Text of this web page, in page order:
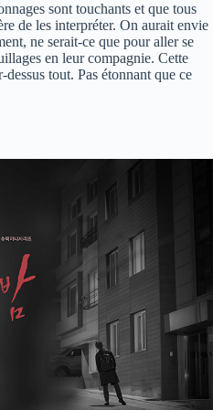
sont touchants et que tous
de les interpréter. On aurait envie
ne serait-ce que pour aller se
en leur compagnie. Cette
dessus tout. Pas étonnant que ce